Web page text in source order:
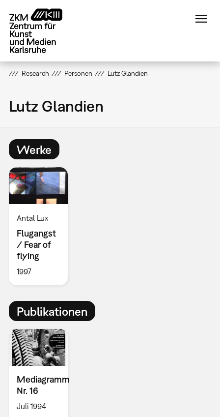
zum
Inhalt
Research Personen Lutz Glandien
Lutz Glandien
Werke
Antal Lux
Flugangst
/ Fear of
flying
1997
Publikationen
Mediagramm
Nr. 16
Juli 1994